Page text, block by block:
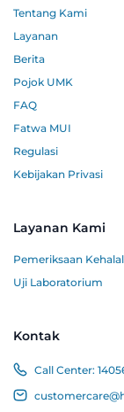
Tentang Kami
Layanan
Berita
Pojok UMK
FAQ
Fatwa MUI
Regulasi
Kebijakan Privasi
Layanan Kami
Pemeriksaan
Uji Laboratorium
Kontak
Call Center: